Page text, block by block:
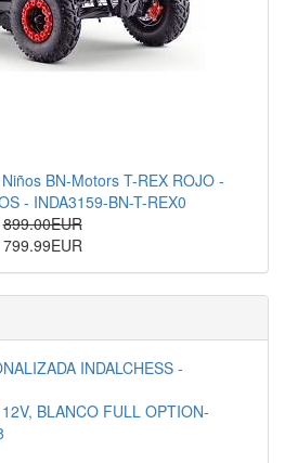
BN-Motors T-REX ROJO -
- INDA3159-BN-T-REX0
899.00EUR
799.99EUR
INDALCHESS -
BLANCO FULL OPTION-